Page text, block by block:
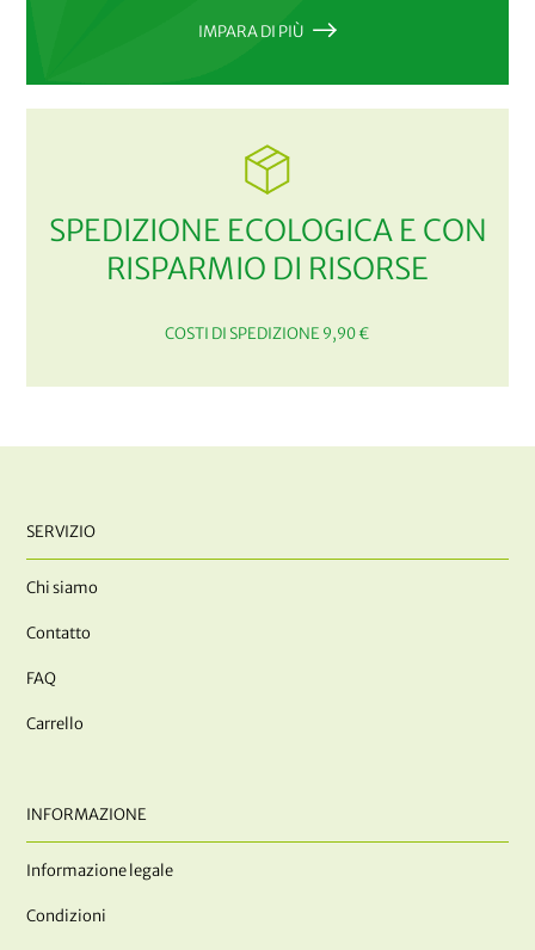
IMPARA DI PIÙ
SPEDIZIONE ECOLOGICA E CON
RISPARMIO DI RISORSE
COSTI DI SPEDIZIONE 9,90 €
SERVIZIO
Chi siamo
Contatto
FAQ
Carrello
INFORMAZIONE
Informazione legale
Condizioni